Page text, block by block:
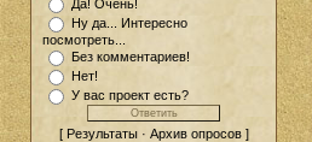
Да! Очень!
Ну да... Интересно
посмотреть...
Без комментариев!
Нет!
У вас проект есть?
[ Результаты · Архив опросов ]